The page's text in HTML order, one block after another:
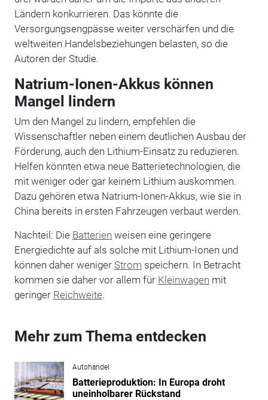
Ländern konkurrieren. Das könnte die
Versorgungsengpässe weiter verschärfen und die
weltweiten Handelsbeziehungen belasten, so die
Autoren der Studie.
Natrium-Ionen-Akkus können
Mangel lindern
Um den Mangel zu lindern, empfehlen die
Wissenschaftler neben einem deutlichen Ausbau der
Förderung, auch den Lithium-Einsatz zu reduzieren.
Helfen könnten etwa neue Batterietechnologien, die
mit weniger oder gar keinem Lithium auskommen.
Dazu gehören etwa Natrium-Ionen-Akkus, wie sie in
China bereits in ersten Fahrzeugen verbaut werden.
Nachteil: Die Batterien weisen eine geringere
Energiedichte auf als solche mit Lithium-Ionen und
können daher weniger Strom speichern. In Betracht
kommen sie daher vor allem für Kleinwagen mit
geringer Reichweite.
Mehr zum Thema entdecken
Autohandel
Batterieproduktion: In Europa droht
uneinholbarer Rückstand